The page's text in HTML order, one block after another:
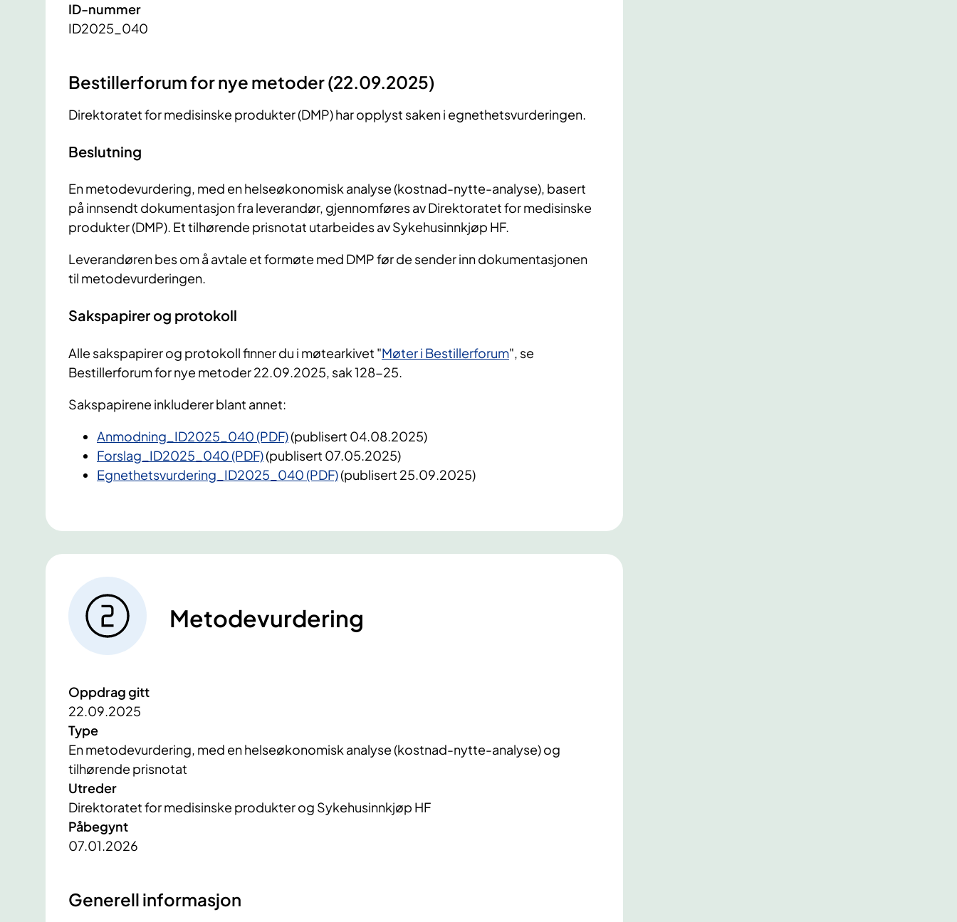
ID-nummer
ID2025_040
Bestillerforum for nye metoder (22.09.2025)
Direktoratet for medisinske produkter (DMP) har opplyst saken i egnethetsvurderingen.
Beslutning
En metodevurdering, med en helseøkonomisk analyse (kostnad-nytte-analyse), basert
på innsendt dokumentasjon fra leverandør, gjennomføres av Direktoratet for medisinske
produkter (DMP). Et tilhørende prisnotat utarbeides av Sykehusinnkjøp HF.
Leverandøren bes om å avtale et formøte med DMP før de sender inn dokumentasjonen
til metodevurderingen.
Sakspapirer og protokoll
Alle sakspapirer og protokoll finner du i møtearkivet "Møter i Bestillerforum", se
Bestillerforum for nye metoder 22.09.2025, sak 128-25.
Sakspapirene inkluderer blant annet:
Anmodning_ID2025_040 (PDF)(publisert 04.08.2025)
Forslag_ID2025_040 (PDF)(publisert 07.05.2025)
Egnethetsvurdering_ID2025_040 (PDF)(publisert 25.09.2025)
Metodevurdering
Oppdrag gitt
22.09.2025
Type
En metodevurdering, med en helseøkonomisk analyse (kostnad-nytte-analyse) og
tilhørende prisnotat
Utreder
Direktoratet for medisinske produkter og Sykehusinnkjøp HF
Påbegynt
07.01.2026
Generell informasjon